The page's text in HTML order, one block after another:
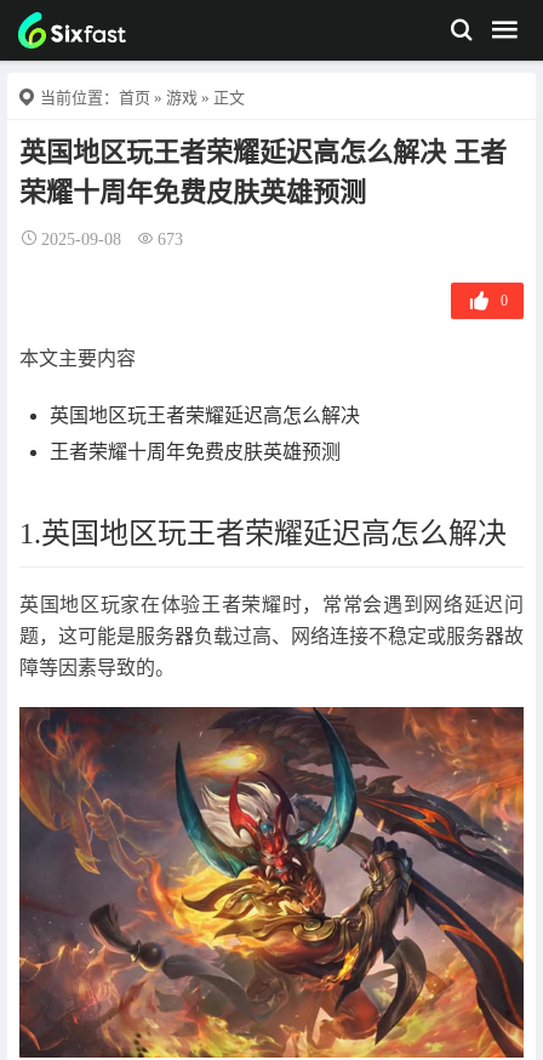
当前位置： 首页 » 游戏 » 正文
英国地区玩王者荣耀延迟高怎么解决 王者
荣耀十周年免费皮肤英雄预测
2025-09-08 673
0
本文主要内容
英国地区玩王者荣耀延迟高怎么解决
王者荣耀十周年免费皮肤英雄预测
1.英国地区玩王者荣耀延迟高怎么解决
英国地区玩家在体验王者荣耀时，常常会遇到网络延迟问
题，这可能是服务器负载过高、网络连接不稳定或服务器故
障等因素导致的。